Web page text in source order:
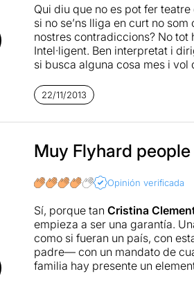
Qui diu que no es pot fer
si no se’ns lliga en curt no
nostres contradiccions? No
Intel·ligent. Ben interpretat i
si busca alguna cosa mes i
22/11/2013
Muy Flyhard people
Opinión verificada
Sí, porque tan Cristina
empieza a ser una garantía.
como si fueran un país, con
padre— con un mandato de
familia hay presente un